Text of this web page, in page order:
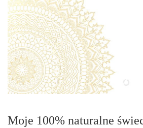
Moje 100% naturalne